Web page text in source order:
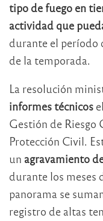
tipo de fuego en
actividad que
durante el período
de la temporada.
La resolución
informes técnicos
Gestión de Riesgo
Protección Civil.
un agravamiento
durante los meses
panorama se
registro de altas